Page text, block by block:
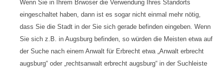
Wenn Sie in Ihrem Brwoser die Verwendung Ihres Standorts
eingeschaltet haben, dann ist es sogar nicht einmal mehr nötig,
dass Sie die Stadt in der Sie sich gerade befinden eingeben. Wenn
Sie sich z.B. in Augsburg befinden, so würden die Meisten etwa auf
der Suche nach einem Anwalt für Erbrecht etwa „Anwalt erbrecht
augsburg“ oder „rechtsanwalt erbrecht augsburg“ in der Suchleiste